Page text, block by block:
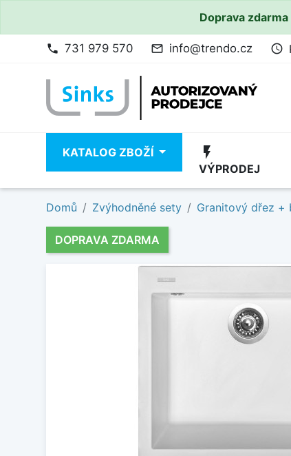
Doprava
phone 731 979 570 mail_outline info@trendo.cz access_time
KATALOG ZBOŽÍ flash_on
VÝPRODEJ
Domů Zvýhodněné sety Granitový dřez +
DOPRAVA ZDARMA